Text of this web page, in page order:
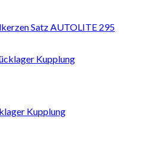
Satz AUTOLITE 295
Kupplung